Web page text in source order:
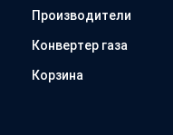
Производители
Конвертер газа
Корзина